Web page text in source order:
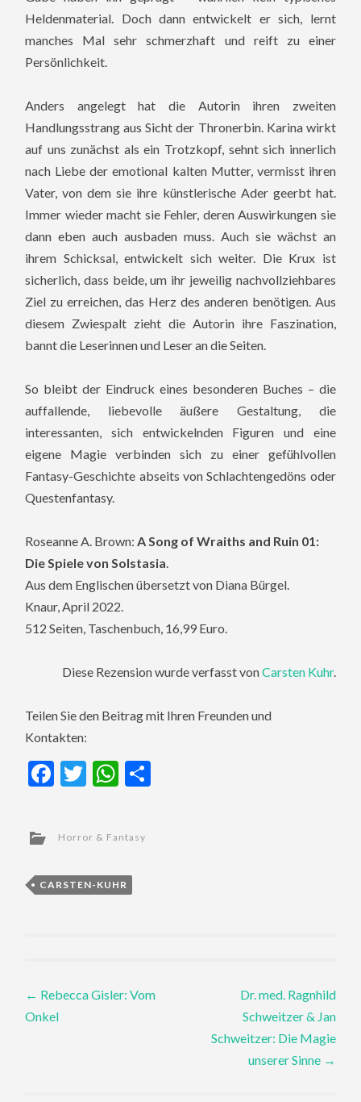
Heldenmaterial. Doch dann entwickelt er sich, lernt
manches Mal sehr schmerzhaft und reift zu einer
Persönlichkeit.
Anders angelegt hat die Autorin ihren zweiten
Handlungsstrang aus Sicht der Thronerbin. Karina wirkt
auf uns zunächst als ein Trotzkopf, sehnt sich innerlich
nach Liebe der emotional kalten Mutter, vermisst ihren
Vater, von dem sie ihre künstlerische Ader geerbt hat.
Immer wieder macht sie Fehler, deren Auswirkungen sie
dann eben auch ausbaden muss. Auch sie wächst an
ihrem Schicksal, entwickelt sich weiter. Die Krux ist
sicherlich, dass beide, um ihr jeweilig nachvollziehbares
Ziel zu erreichen, das Herz des anderen benötigen. Aus
diesem Zwiespalt zieht die Autorin ihre Faszination,
bannt die Leserinnen und Leser an die Seiten.
So bleibt der Eindruck eines besonderen Buches – die
auffallende, liebevolle äußere Gestaltung, die
interessanten, sich entwickelnden Figuren und eine
eigene Magie verbinden sich zu einer gefühlvollen
Fantasy-Geschichte abseits von Schlachtengedöns oder
Questenfantasy.
Roseanne A. Brown:A Song of Wraiths and Ruin 01:
Die Spiele von Solstasia.
Aus dem Englischen übersetzt von Diana Bürgel.
Knaur, April 2022.
512 Seiten, Taschenbuch, 16,99 Euro.
Diese Rezension wurde verfasst vonCarsten Kuhr.
Teilen Sie den Beitrag mit Ihren Freunden und
Kontakten:
Facebook
TwitterWhatsApp
Horror & Fantasy
CARSTEN-KUHR
Post
← Rebecca Gisler: Vom
Onkel
Dr. med. Ragnhild
Schweitzer & Jan
Schweitzer: Die Magie
unserer Sinne →